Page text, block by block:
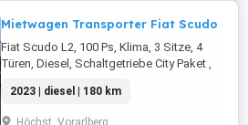
Mietwagen Transporter Fiat Scudo
Fiat Scudo L2, 100 Ps, Klima, 3 Sitze, 4
Türen, Diesel, Schaltgetriebe City Paket ,
Parksensoren hinten , Reifenpannenset ,
Flügeltüren hinten verblecht Keine
2023 | diesel | 180 km
Höchst, Vorarlberg